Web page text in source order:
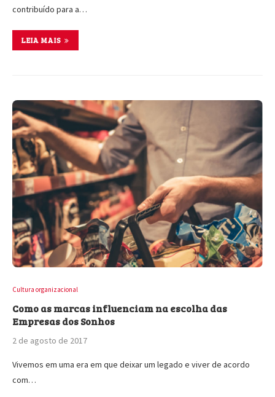
contribuído para a…
LEIA MAIS
Cultura organizacional
Como as marcas influenciam na escolha das
Empresas dos Sonhos
2 de agosto de 2017
Vivemos em uma era em que deixar um legado e viver de acordo
com…